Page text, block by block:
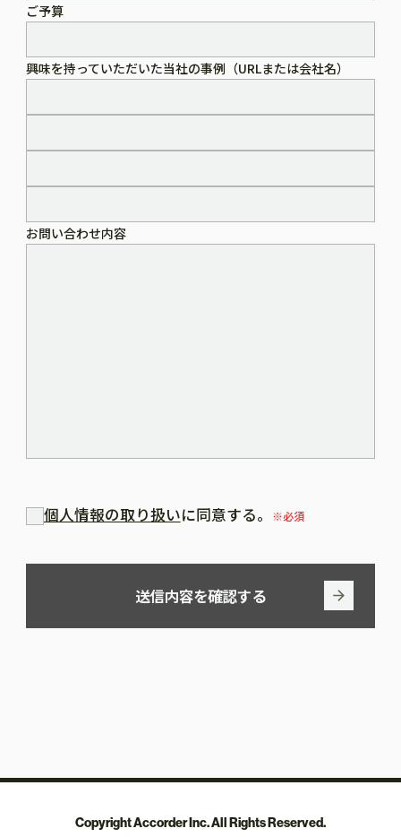
ご予算
興味を持っていただいた当社の事例（URLまたは会社名）
お問い合わせ内容
個人情報の取り扱いに同意する。 ※必須
送信内容を確認する
Copyright Accorder Inc. All Rights Reserved.